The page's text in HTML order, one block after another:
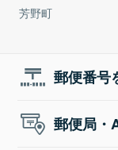
芳野町
郵便番号
郵便局・